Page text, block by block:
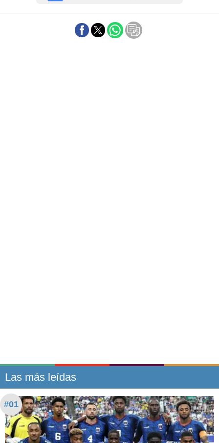
Las más leídas
#01